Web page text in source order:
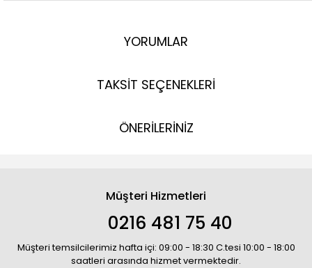
YORUMLAR
TAKSİT SEÇENEKLERİ
ÖNERİLERİNİZ
Müşteri Hizmetleri
0216 481 75 40
Müşteri temsilcilerimiz hafta içi: 09:00 - 18:30 C.tesi 10:00 - 18:00
saatleri arasında hizmet vermektedir.